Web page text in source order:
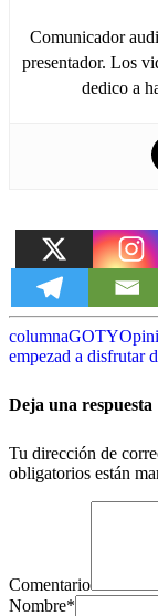
Comunicador
presentador. Los
dedico a
columnaGOTY
empezad a disfrutar
Deja una respuesta
Tu dirección de
obligatorios están
Comentario
Nombre*